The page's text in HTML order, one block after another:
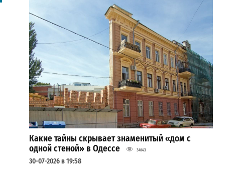
Какие тайны скрывает знаменитый «дом с
одной стеной» в Одессе
34143
30-07-2026 в 19:58